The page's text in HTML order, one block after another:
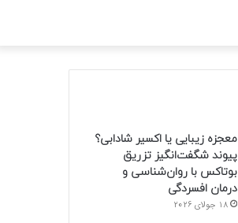
معجزه زیبایی یا اکسیر شادابی؟
پیوند شگفت‌انگیز تزریق
بوتاکس با روان‌شناسی و
درمان افسردگی
18 جولای 2026